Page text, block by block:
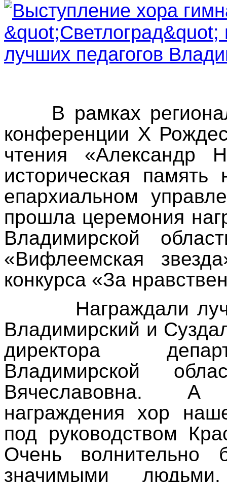
В рамках
конференции X
чтения «Александр
историческая
епархиальном
прошла церемония
Владимирской
«Вифлеемская
конкурса «За
Награждали
Владимирский и
директора
Владимирской
Вячеславовна. А
награждения хор
под руководством
Очень волнительно
значимыми